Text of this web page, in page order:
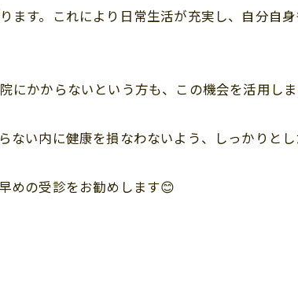
す。これにより日常生活が充実し、自分自
かからないという方も、この機会を活用しま
い内に健康を損なわないよう、しっかりとし
めの受診をお勧めします😊